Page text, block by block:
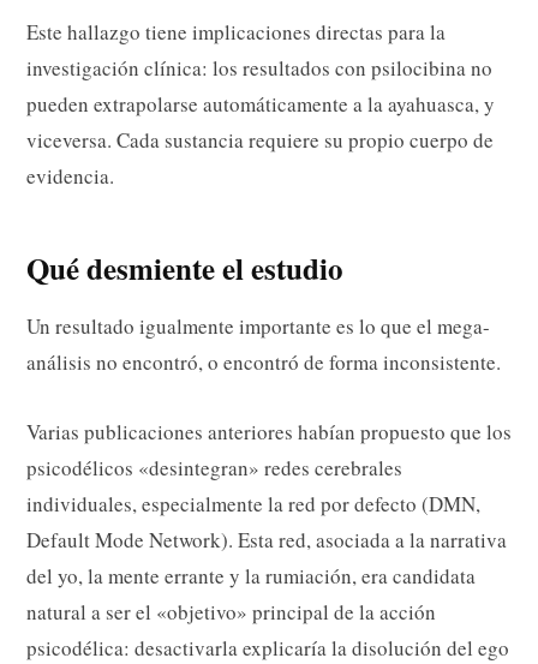
Este hallazgo tiene implicaciones directas para la
investigación clínica: los resultados con psilocibina no
pueden extrapolarse automáticamente a la ayahuasca, y
viceversa. Cada sustancia requiere su propio cuerpo de
evidencia.
Qué desmiente el estudio
Un resultado igualmente importante es lo que el mega-
análisis no encontró, o encontró de forma inconsistente.
Varias publicaciones anteriores habían propuesto que los
psicodélicos «desintegran» redes cerebrales
individuales, especialmente la red por defecto (DMN,
Default Mode Network). Esta red, asociada a la narrativa
del yo, la mente errante y la rumiación, era candidata
natural a ser el «objetivo» principal de la acción
psicodélica: desactivarla explicaría la disolución del ego